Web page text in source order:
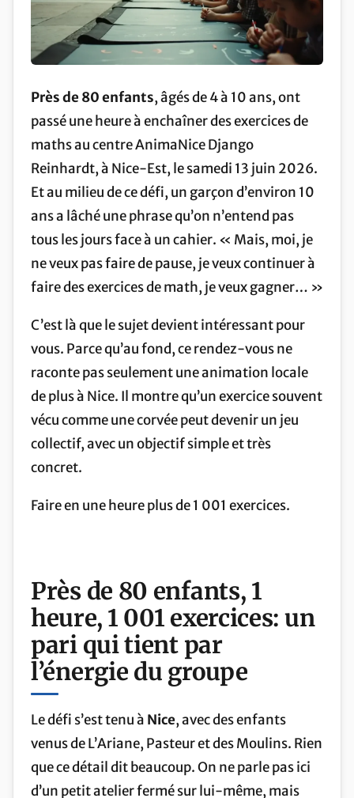
Près de 80 enfants, âgés de 4 à 10 ans, ont
passé une heure à enchaîner des exercices de
maths au centre AnimaNice Django
Reinhardt, à Nice-Est, le samedi 13 juin 2026.
Et au milieu de ce défi, un garçon d’environ 10
ans a lâché une phrase qu’on n’entend pas
tous les jours face à un cahier. « Mais, moi, je
ne veux pas faire de pause, je veux continuer à
faire des exercices de math, je veux gagner… »
C’est là que le sujet devient intéressant pour
vous. Parce qu’au fond, ce rendez-vous ne
raconte pas seulement une animation locale
de plus à Nice. Il montre qu’un exercice souvent
vécu comme une corvée peut devenir un jeu
collectif, avec un objectif simple et très
concret.
Faire en une heure plus de 1 001 exercices.
Près de 80 enfants, 1
heure, 1 001 exercices: un
pari qui tient par
l’énergie du groupe
Le défi s’est tenu à Nice, avec des enfants
venus de L’Ariane, Pasteur et des Moulins. Rien
que ce détail dit beaucoup. On ne parle pas ici
d’un petit atelier fermé sur lui-même, mais